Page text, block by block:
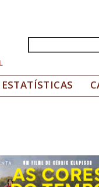
Formulário
ESTATÍSTICAS